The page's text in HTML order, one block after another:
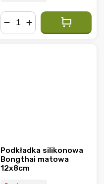
Podkładka silikonowa
Bongthai matowa
12x8cm